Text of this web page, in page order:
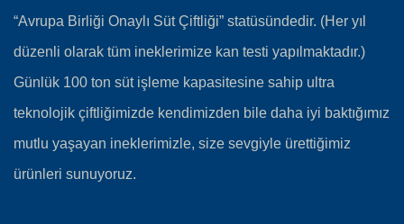
“Avrupa Birliği Onaylı Süt Çiftliği” statüsündedir. (Her yıl
düzenli olarak tüm ineklerimize kan testi yapılmaktadır.)
Günlük 100 ton süt işleme kapasitesine sahip ultra
teknolojik çiftliğimizde kendimizden bile daha iyi baktığımız
mutlu yaşayan ineklerimizle, size sevgiyle ürettiğimiz
ürünleri sunuyoruz.